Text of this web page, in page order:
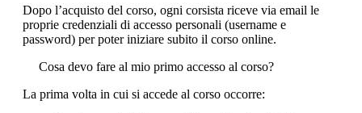
Dopo l’acquisto del corso, ogni corsista riceve via email le
proprie credenziali di accesso personali (username e
password) per poter iniziare subito il corso online.
Cosa devo fare al mio primo accesso al corso?
La prima volta in cui si accede al corso occorre: